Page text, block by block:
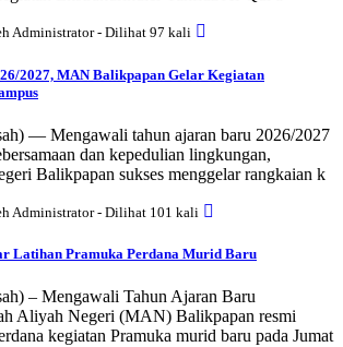
Administrator - Dilihat 97 kali
2027, MAN Balikpapan Gelar Kegiatan
— Mengawali tahun ajaran baru 2026/2027
dan kepedulian lingkungan,
Balikpapan sukses menggelar rangkaian k
Administrator - Dilihat 101 kali
Latihan Pramuka Perdana Murid Baru
– Mengawali Tahun Ajaran Baru
Aliyah Negeri (MAN) Balikpapan resmi
kegiatan Pramuka murid baru pada Jumat